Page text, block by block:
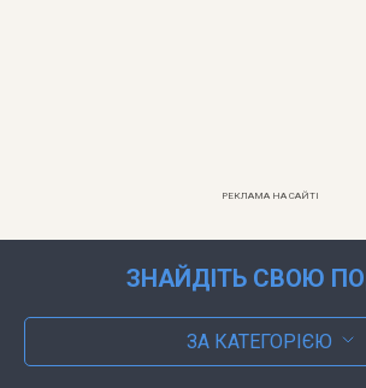
РЕКЛАМА НА САЙТІ
ЗНАЙДІТЬ СВОЮ
ЗА КАТЕГОРІЄЮ